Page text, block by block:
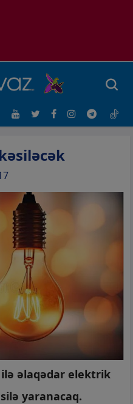
əlaqədar elektrik
yaranacaq.